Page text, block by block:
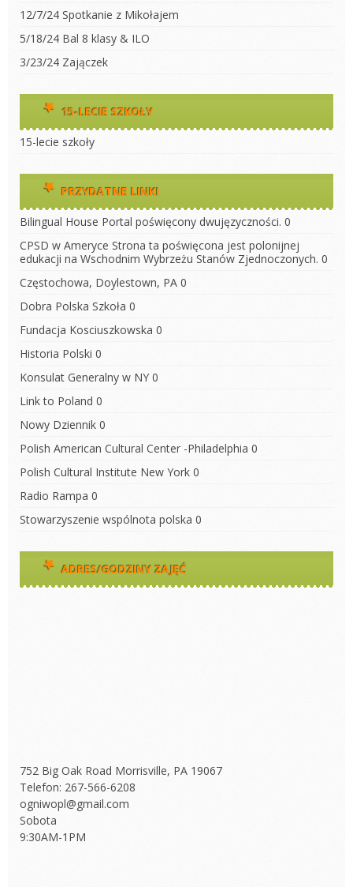
12/7/24 Spotkanie z Mikołajem
5/18/24 Bal 8 klasy & ILO
3/23/24 Zajączek
15-LECIE SZKOŁY
15-lecie szkoły
PRZYDATNE LINKI
Bilingual House Portal poświęcony dwujęzyczności. 0
CPSD w Ameryce Strona ta poświęcona jest polonijnej
edukacji na Wschodnim Wybrzeżu Stanów Zjednoczonych. 0
Częstochowa, Doylestown, PA 0
Dobra Polska Szkoła 0
Fundacja Kosciuszkowska 0
Historia Polski 0
Konsulat Generalny w NY 0
Link to Poland 0
Nowy Dziennik 0
Polish American Cultural Center -Philadelphia 0
Polish Cultural Institute New York 0
Radio Rampa 0
Stowarzyszenie wspólnota polska 0
ADRES/GODZINY ZAJĘĆ
752 Big Oak Road Morrisville, PA 19067
Telefon: 267-566-6208
ogniwopl@gmail.com
Sobota
9:30AM-1PM